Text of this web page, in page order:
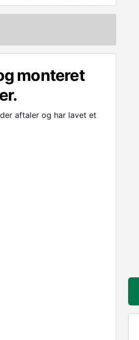
monteret
aftaler og har lavet et